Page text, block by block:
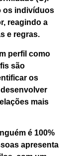
os indivíduos
reagindo a
e regras.
perfil como
são
os
mais
é 100%
apresenta